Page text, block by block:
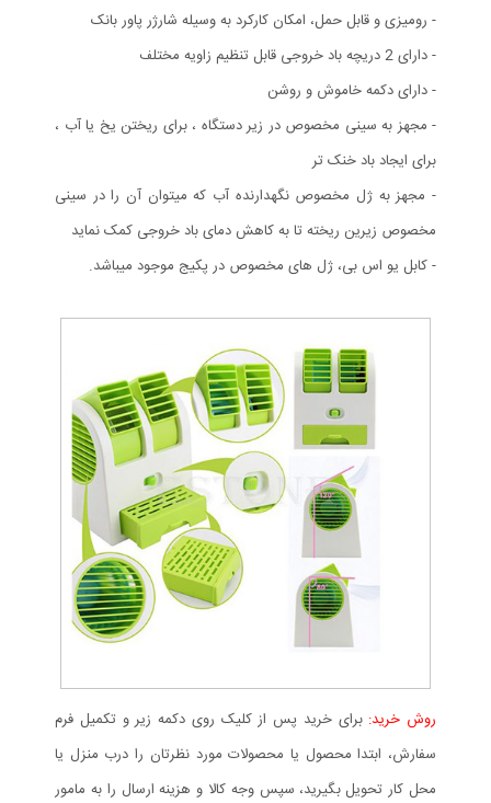
- رومیزی و قابل حمل، امکان کارکرد به وسیله شارژر پاور بانک
- دارای 2 دریچه باد خروجی قابل تنظیم زاویه مختلف
- دارای دکمه خاموش و روشن
- مجهز به سینی مخصوص در زیر دستگاه ، برای ریختن یخ یا آب ،
برای ایجاد باد خنک تر
- مجهز به ژل مخصوص نگهدارنده آب که میتوان آن را در سینی
مخصوص زیرین ریخته تا به کاهش دمای باد خروجی کمک نماید
- کابل یو اس بی، ژل های مخصوص در پکیج موجود میباشد.
روش خرید: برای خرید پس از کلیک روی دکمه زیر و تکمیل فرم
سفارش، ابتدا محصول یا محصولات مورد نظرتان را درب منزل یا
محل کار تحویل بگیرید، سپس وجه کالا و هزینه ارسال را به مامور